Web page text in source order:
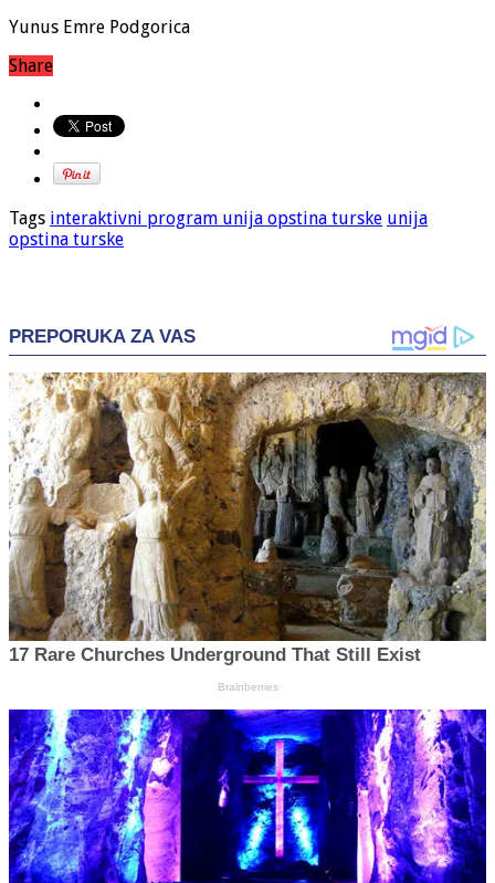
Yunus Emre Podgorica
Share
Tags interaktivni program unija opstina turske unija
opstina turske